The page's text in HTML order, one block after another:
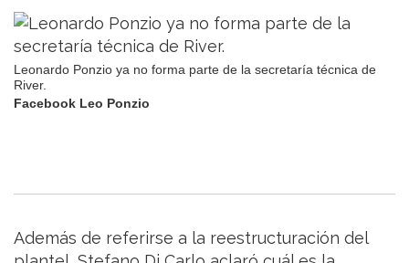
Leonardo Ponzio ya no forma parte de la secretaría técnica de
River.
Facebook Leo Ponzio
Además de referirse a la reestructuración del